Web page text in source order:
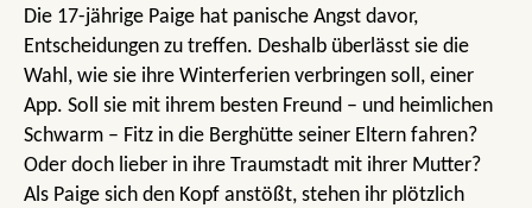
Die 17-jährige Paige hat panische Angst davor,
Entscheidungen zu treffen. Deshalb überlässt sie die
Wahl, wie sie ihre Winterferien verbringen soll, einer
App. Soll sie mit ihrem besten Freund – und heimlichen
Schwarm – Fitz in die Berghütte seiner Eltern fahren?
Oder doch lieber in ihre Traumstadt mit ihrer Mutter?
Als Paige sich den Kopf anstößt, stehen ihr plötzlich